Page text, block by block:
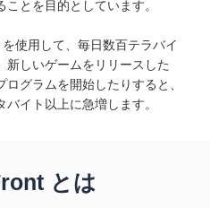
とを目的としています。
使用して、毎日数百テラバイ
新しいゲームをリリースした
グラムを開始したりすると、
イト以上に急増します。
とは